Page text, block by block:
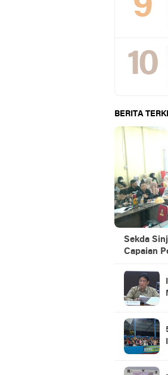
BERITA
Sekda
Capaian